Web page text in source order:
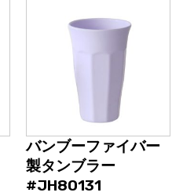
バンブーファイバー
製タンブラー
#JH80131